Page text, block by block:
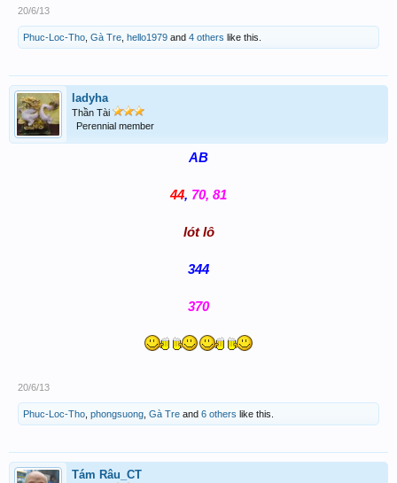
20/6/13
Phuc-Loc-Tho Gà Tre hello1979 and 4 others like this.
ladyha
Thần Tài
Perennial member
AB
44, 70, 81
lót lô
344
370
20/6/13
Phuc-Loc-Tho phongsuong Gà Tre and 6 others like this.
Tám Râu_CT